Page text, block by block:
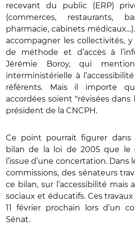
recevant du public (ERP)
(commerces, restaurants,
pharmacie, cabinets médicaux…).
accompagner les collectivités,
de méthode et d’accès à
Jérémie Boroy, qui
interministérielle à
référents. Mais il importe
accordées soient "révisées dans
président de la CNCPH.
Ce point pourrait figurer dans
bilan de la loi de 2005 que le
l’issue d’une concertation.
commissions, des sénateurs
ce bilan, sur l’accessibilité mais
sociaux et éducatifs. Ces
11 février prochain lors d’un
Sénat.